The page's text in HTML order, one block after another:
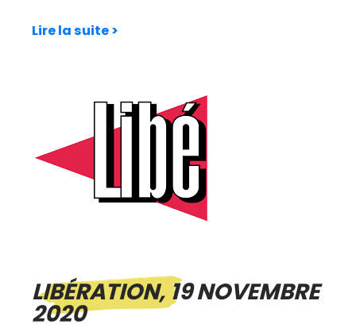
Lire la suite >
LIBÉRATION, 19 NOVEMBRE
2020